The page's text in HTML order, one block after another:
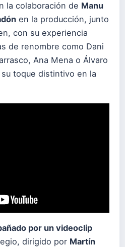
la colaboración de Manu
en la producción, junto
con su experiencia
de renombre como Dani
Ana Mena o Álvaro
toque distintivo en la
por un videoclip
dirigido por Martín